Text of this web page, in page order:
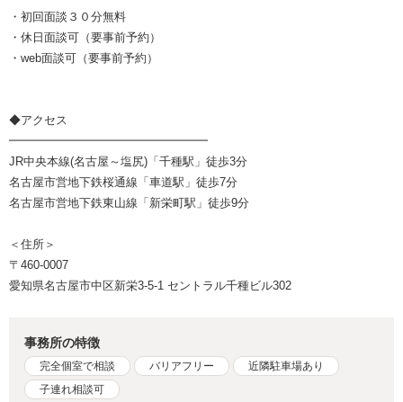
・初回面談３０分無料
・休日面談可（要事前予約）
・web面談可（要事前予約）
◆アクセス
━━━━━━━━━━━━━━━━━
JR中央本線(名古屋～塩尻)「千種駅」徒歩3分
名古屋市営地下鉄桜通線「車道駅」徒歩7分
名古屋市営地下鉄東山線「新栄町駅」徒歩9分
＜住所＞
〒460-0007
愛知県名古屋市中区新栄3-5-1 セントラル千種ビル302
事務所の特徴
完全個室で相談 バリアフリー
近隣駐車場あり
子連れ相談可